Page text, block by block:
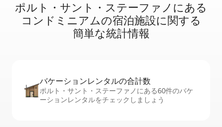
ポルト・サント・ステーファノに⁠あ⁠る
コ⁠ン⁠ド⁠ミ⁠ニ⁠ア⁠ム⁠の宿⁠泊⁠施⁠設⁠に関⁠す⁠る
簡⁠単⁠な統⁠計⁠情⁠報
バケーションレ⁠ン⁠タ⁠ル⁠の合⁠計⁠数
ポルト・サント・ステーファノにある60件のバケ
ーションレンタルをチェックしましょう